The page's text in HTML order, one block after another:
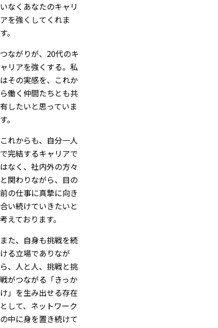
いなくあなたのキャリ
アを強くしてくれま
す。
つながりが、20代のキ
ャリアを強くする。私
はその実感を、これか
ら働く仲間たちとも共
有したいと思っていま
す。
これからも、自分一人
で完結するキャリアで
はなく、社内外の方々
と関わりながら、目の
前の仕事に真摯に向き
合い続けていきたいと
考えております。
また、自身も挑戦を続
ける立場でありなが
ら、人と人、挑戦と挑
戦がつながる「きっか
け」を生み出せる存在
として、ネットワーク
の中に身を置き続けて